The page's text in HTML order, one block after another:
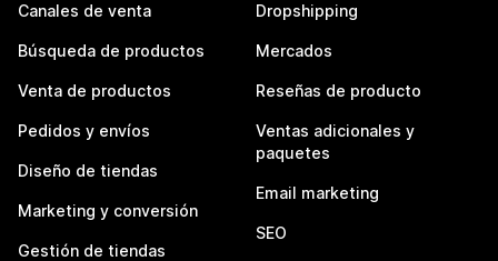
Canales de venta
Búsqueda de productos
Venta de productos
Pedidos y envíos
Diseño de tiendas
Marketing y conversión
Gestión de tiendas
Dropshipping
Mercados
Reseñas de producto
Ventas adicionales y
paquetes
Email marketing
SEO